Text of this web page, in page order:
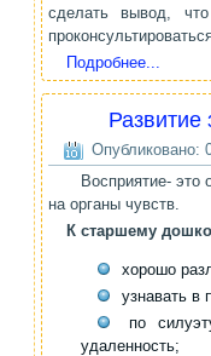
сделать вывод,
Подробнее...
Развитие
Опубликовано:
Восприятие- это
на органы чувств.
К старшему
хорошо
узнавать в
по
удаленность;